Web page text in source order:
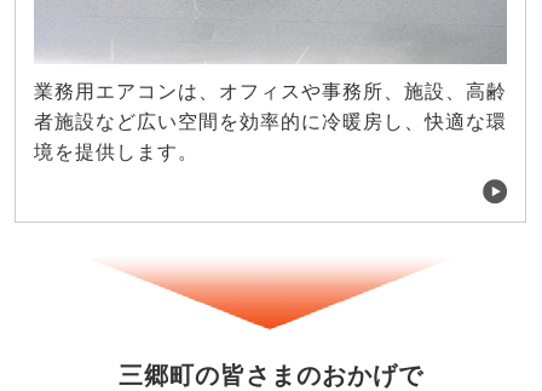
業務用エアコンは、オフィスや事務所、施設、高齢
者施設など広い空間を効率的に冷暖房し、快適な環
境を提供します。
三郷町の皆さまのおかげで